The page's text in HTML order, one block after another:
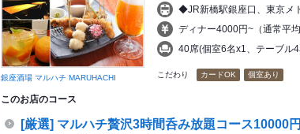
銀座酒場 マルハチ MARUHACHI
◆JR新橋駅銀座口、東京メ
ディナー4000円~（通常平
40席(個室6名x1、テーブル
こだわり カードOK 個室あり
このお店のコース
[厳選] マルハチ贅沢3時間呑み放題コース10000円